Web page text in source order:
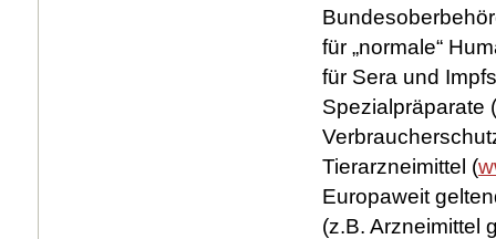
für „normale“
für Sera und
Spezialpräparate (
Tierarzneimittel (
Europaweit
(z.B. Arzneimittel